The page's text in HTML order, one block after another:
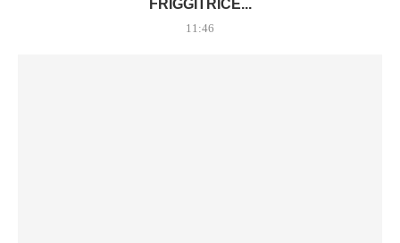
FRIGGITRICE...
11:46